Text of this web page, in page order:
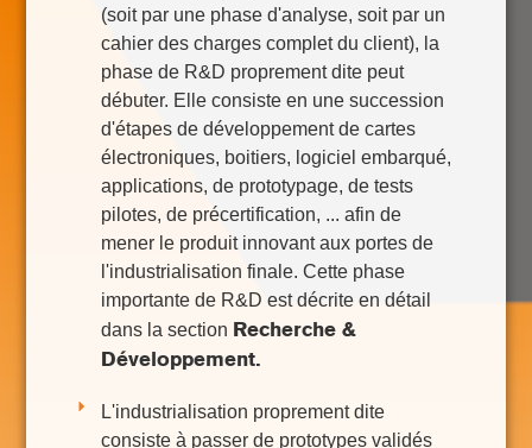
(soit par une phase d'analyse, soit par un
cahier des charges complet du client), la
phase de R&D proprement dite peut
débuter. Elle consiste en une succession
d'étapes de développement de cartes
électroniques, boitiers, logiciel embarqué,
applications, de prototypage, de tests
pilotes, de précertification, ... afin de
mener le produit innovant aux portes de
l'industrialisation finale. Cette phase
importante de R&D est décrite en détail
dans la section Recherche &
Développement.
L'industrialisation proprement dite
consiste à passer de prototypes validés